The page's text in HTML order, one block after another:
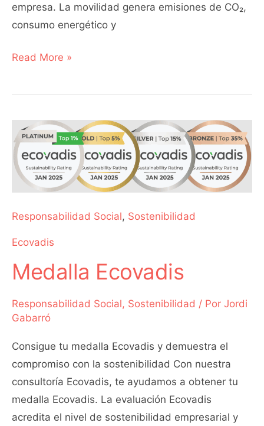
empresa. La movilidad genera emisiones de CO₂,
consumo energético y
Read More »
Responsabilidad Social, Sostenibilidad
Ecovadis
Medalla Ecovadis
Responsabilidad Social, Sostenibilidad / Por Jordi
Gabarró
Consigue tu medalla Ecovadis y demuestra el
compromiso con la sostenibilidad Con nuestra
consultoría Ecovadis, te ayudamos a obtener tu
medalla Ecovadis. La evaluación Ecovadis
acredita el nivel de sostenibilidad empresarial y
Medalla
Ecovadis